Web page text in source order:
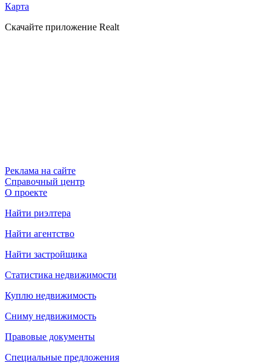
Карта
Скачайте приложение Realt
Реклама на сайте
Справочный центр
О проекте
Найти риэлтера
Найти агентство
Найти застройщика
Статистика недвижимости
Куплю недвижимость
Сниму недвижимость
Правовые документы
Специальные предложения